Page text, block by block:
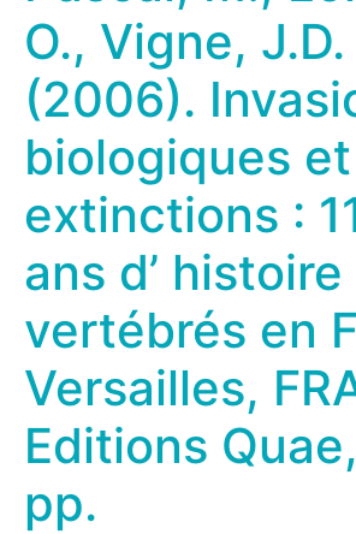
O., Vigne, J.D.
(2006).
biologiques et
extinctions :
ans d’
vertébrés en
Versailles,
Editions
pp.